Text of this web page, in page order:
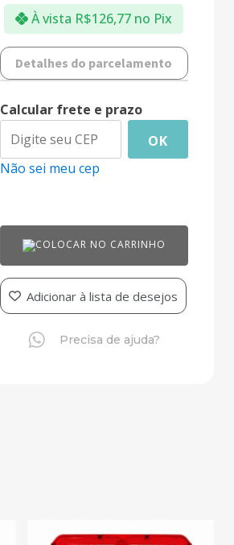
À vista R$126,77 no Pix
Detalhes do parcelamento
Calcular frete e prazo
OK
Não sei meu cep
COLOCAR NO CARRINHO
Adicionar à lista de desejos
Precisa de ajuda?